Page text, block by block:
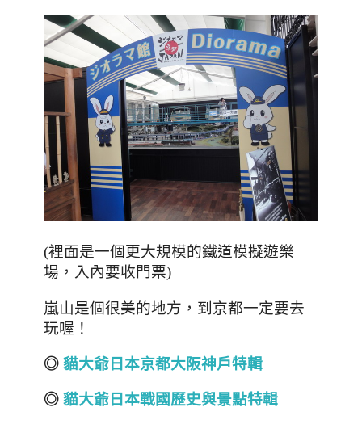
(裡面是一個更大規模的鐵道模擬遊樂
場 ，入內要收門票)
嵐山是個很美的地方 ，到京都一定要去
玩喔 ！
◎ 貓大爺日本京都大阪神戶特輯
◎ 貓大爺日本戰國歷史與景點特輯